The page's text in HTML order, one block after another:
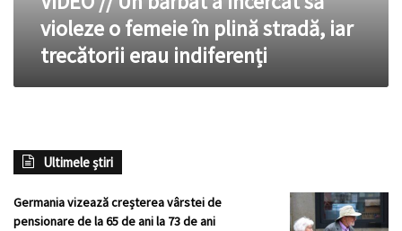
plină
stradă,
trecătorii
violeze o femeie în plină stradă, iar
trecătorii erau indiferenți
Ultimele știri
Germania vizează creșterea vârstei de
pensionare de la 65 de ani la 73 de ani